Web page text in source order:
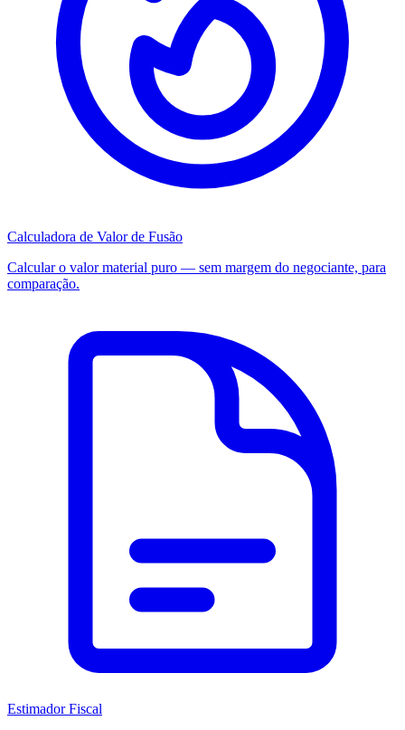
Calculadora de Valor de Fusão
Calcular o valor material puro — sem margem do negociante, para
comparação.
Estimador Fiscal